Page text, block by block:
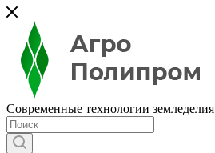
Современные технологии земледелия